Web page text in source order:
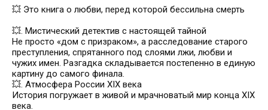
💥 Это книга о любви, перед которой бессильна смерть
💥. Мистический детектив с настоящей тайной
Не просто «дом с призраком», а расследование старого
преступления, спрятанного под слоями лжи, любви и
чужих имен. Разгадка складывается постепенно в единую
картину до самого финала.
💥. Атмосфера России XIX века
История погружает в живой и мрачноватый мир конца XIX
века.